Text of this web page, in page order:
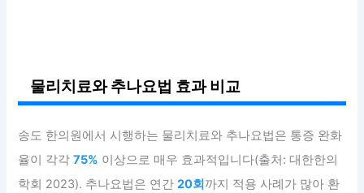
물리치료와 추나요법 효과 비교
송도 한의원에서 시행하는 물리치료와 추나요법은 통증 완화
율이 각각75% 이상으로 매우 효과적입니다(출처: 대한한의
학회 2023). 추나요법은 연간20회 까지 적용 사례가 많아 환